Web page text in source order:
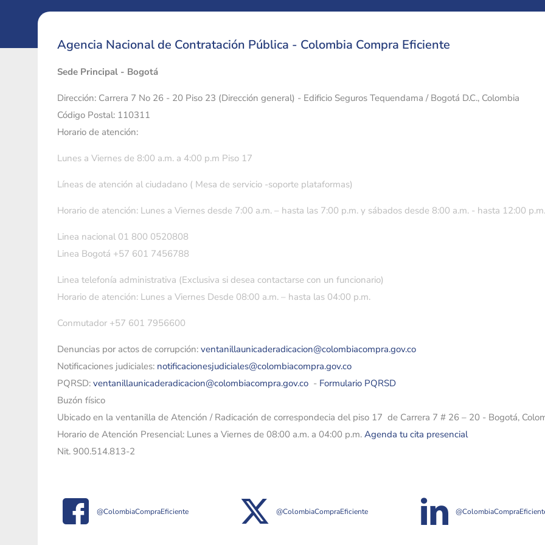
Agencia Nacional de Contratación Pública - Colombia Compra Eficiente
Sede Principal - Bogotá
Dirección: Carrera 7 No 26 - 20 Piso 23 (Dirección general) - Edificio Seguros Tequendama / Bogotá D.C., Colombia
Código Postal: 110311
Horario de atención:
Lunes a Viernes de 8:00 a.m. a 4:00 p.m Piso 17
Líneas de atención al ciudadano ( Mesa de servicio -soporte plataformas)
Horario de atención: Lunes a Viernes desde 7:00 a.m. – hasta las 7:00 p.m. y sábados desde 8:00 a.m. - hasta 12:00 p.m.
Linea nacional 01 800 0520808
Linea Bogotá +57 601 7456788
Linea telefonía administrativa (Exclusiva si desea contactarse con un funcionario)
Horario de atención: Lunes a Viernes Desde 08:00 a.m. – hasta las 04:00 p.m.
Conmutador +57 601 7956600
Denuncias por actos de corrupción: ventanillaunicaderadicacion@colombiacompra.gov.co
Notificaciones judiciales: notificacionesjudiciales@colombiacompra.gov.co
PQRSD: ventanillaunicaderadicacion@colombiacompra.gov.co - Formulario PQRSD
Buzón físico
Ubicado en la ventanilla de Atención / Radicación de correspondecia del piso 17 de Carrera 7 # 26 – 20 - Bogotá,
Horario de Atención Presencial: Lunes a Viernes de 08:00 a.m. a 04:00 p.m. Agenda tu cita presencial
Nit. 900.514.813-2
@ColombiaCompraEficiente @ColombiaCompraEficiente